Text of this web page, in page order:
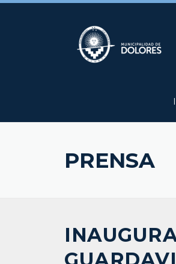
Skip
PRENSA